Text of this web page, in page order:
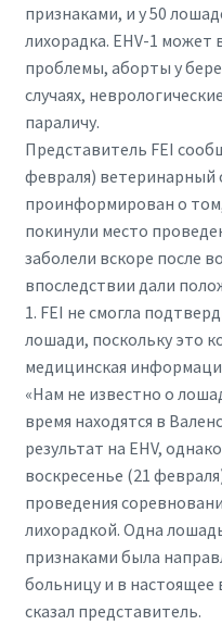
признаками, и у 50
лихорадка. EHV-1
проблемы, аборты у
случаях,
параличу.
Представитель FEI
февраля) ветеринарный
проинформирован о
покинули место
заболели вскоре после
впоследствии дали
1. FEI не смогла
лошади, поскольку это
медицинская
«Нам не известно о
время находятся в
результат на EHV,
воскресенье (21
проведения
лихорадкой. Одна
признаками была
больницу и в настоящее
сказал представитель.